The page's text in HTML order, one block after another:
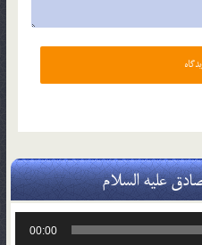
علیه السلام
00:00